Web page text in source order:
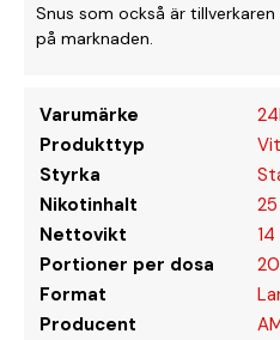
Snus som också är
på marknaden.
Varumärke
Produkttyp
Styrka
Nikotinhalt
Nettovikt
Portioner per dosa
20
Format
Producent